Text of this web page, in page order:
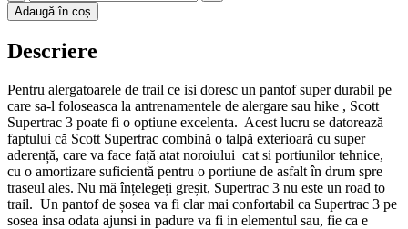
Adaugă în coș
Descriere
Pentru alergatoarele de trail ce isi doresc un pantof super durabil pe
care sa-l foloseasca la antrenamentele de alergare sau hike , Scott
Supertrac 3 poate fi o optiune excelenta. Acest lucru se datorează
faptului că Scott Supertrac combină o talpă exterioară cu super
aderență, care va face față atat noroiului cat si portiunilor tehnice,
cu o amortizare suficientă pentru o portiune de asfalt în drum spre
traseul ales. Nu mă înțelegeți greșit, Supertrac 3 nu este un road to
trail. Un pantof de șosea va fi clar mai confortabil ca Supertrac 3 pe
sosea insa odata ajunsi in padure va fi in elementul sau, fie ca e